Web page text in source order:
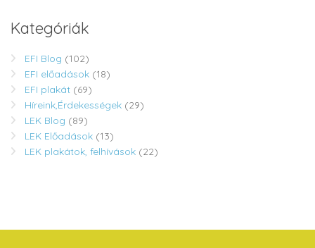
Kategóriák
EFI Blog (102)
EFI előadások (18)
EFI plakát (69)
Híreink,Érdekességek (29)
LEK Blog (89)
LEK Előadások (13)
LEK plakátok, felhívások (22)